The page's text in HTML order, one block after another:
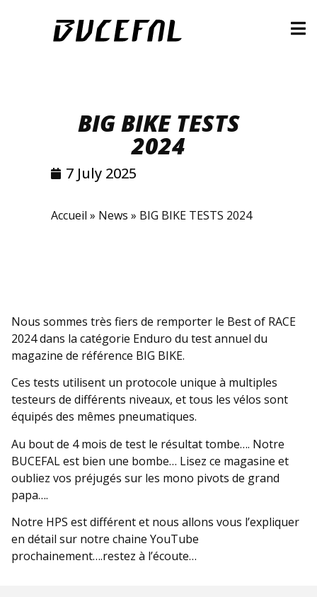
BIG BIKE TESTS
2024
7 July 2025
Accueil » News » BIG BIKE TESTS 2024
Nous sommes très fiers de remporter le Best of RACE
2024 dans la catégorie Enduro du test annuel du
magazine de référence BIG BIKE.
Ces tests utilisent un protocole unique à multiples
testeurs de différents niveaux, et tous les vélos sont
équipés des mêmes pneumatiques.
Au bout de 4 mois de test le résultat tombe…. Notre
BUCEFAL est bien une bombe… Lisez ce magasine et
oubliez vos préjugés sur les mono pivots de grand
papa….
Notre HPS est différent et nous allons vous l’expliquer
en détail sur notre chaine YouTube
prochainement….restez à l’écoute…